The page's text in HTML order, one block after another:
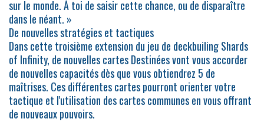
sur le monde. À toi de saisir cette chance, ou de disparaître
dans le néant. »
De nouvelles stratégies et tactiques
Dans cette troisième extension du jeu de deckbuiling Shards
of Infinity, de nouvelles cartes Destinées vont vous accorder
de nouvelles capacités dès que vous obtiendrez 5 de
maîtrises. Ces différentes cartes pourront orienter votre
tactique et l'utilisation des cartes communes en vous offrant
de nouveaux pouvoirs.